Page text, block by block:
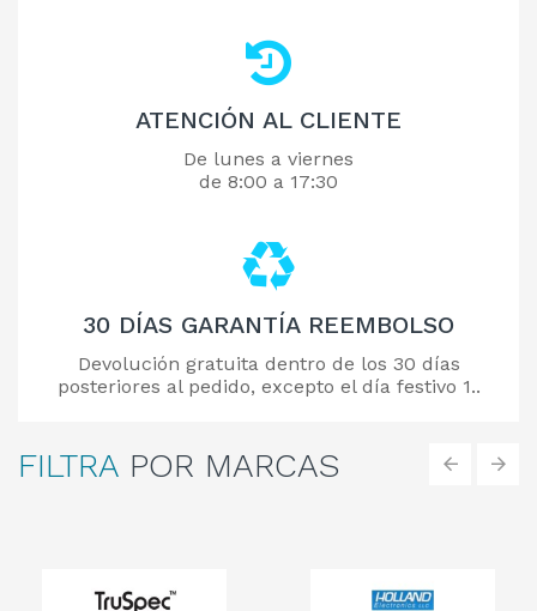
ATENCIÓN AL CLIENTE
De lunes a viernes
de 8:00 a 17:30
30 DÍAS GARANTÍA REEMBOLSO
Devolución gratuita dentro de los 30 días
posteriores al pedido, excepto el día festivo 1..
FILTRA POR MARCAS